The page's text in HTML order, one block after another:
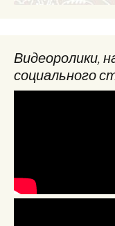
Видеоролики,
социального